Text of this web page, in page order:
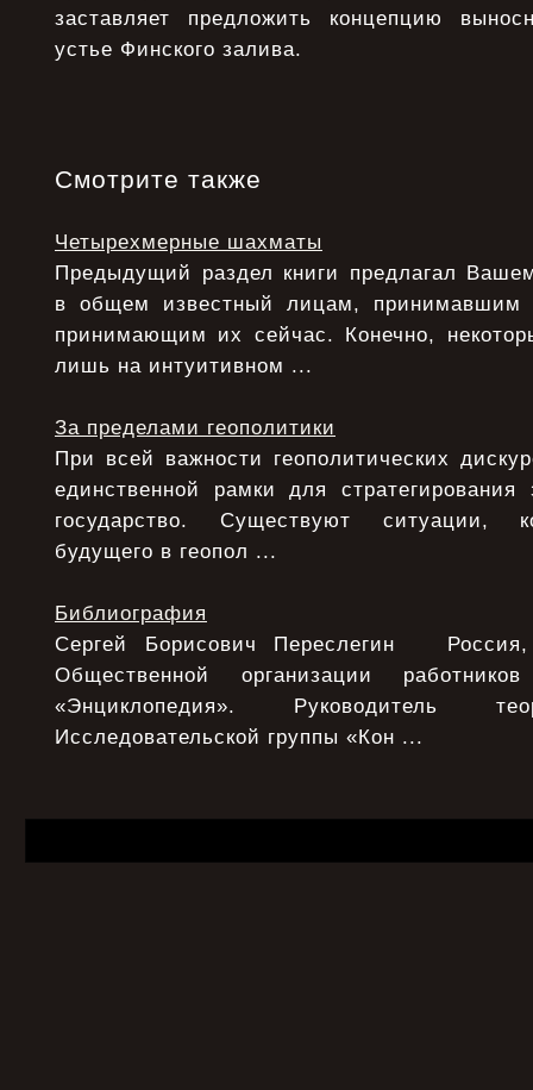
заставляет предложить концепцию
устье Финского залива.
Смотрите также
Четырехмерные шахматы
Предыдущий раздел книги предлагал
в общем известный лицам,
принимающим их сейчас. Конечно,
лишь на интуитивном ...
За пределами геополитики
При всей важности геополитических
единственной рамки для
государство. Существуют ситуации,
будущего в геопол ...
Библиография
Сергей Борисович Переслегин Россия,
Общественной организации
«Энциклопедия». Руководитель
Исследовательской группы «Кон ...